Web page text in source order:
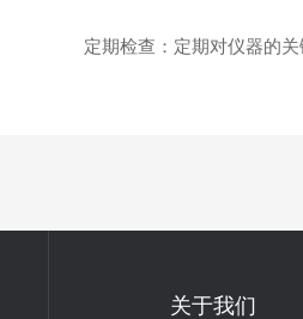
定期检查：定期对仪器的关
关于我们